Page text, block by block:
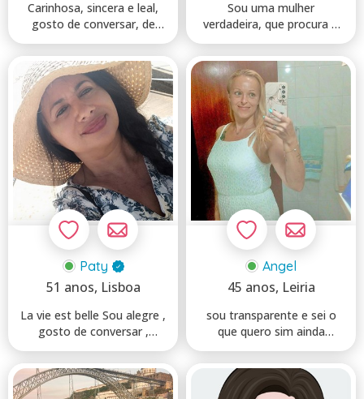
Carinhosa, sincera e leal,
gosto de conversar, de
ajudar e de aprender...
Sou uma mulher
verdadeira, que procura o
seu parceiro para uma
relação...
Paty
51 anos, Lisboa
La vie est belle Sou alegre ,
gosto de conversar ,
ambiciosa e adoro...
Angel
45 anos, Leiria
sou transparente e sei o
que quero sim ainda
acredito no amor nao
esto...